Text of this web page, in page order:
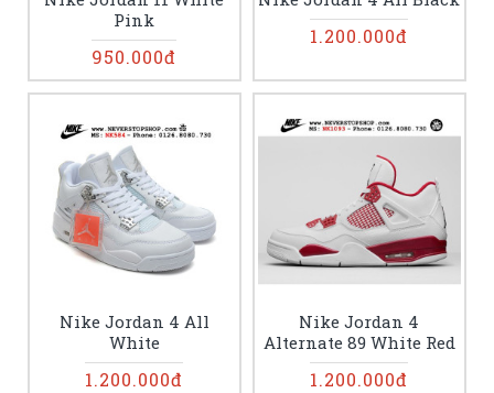
Pink
950.000đ
1.200.000đ
Nike Jordan 4 All
White
1.200.000đ
Nike Jordan 4
Alternate 89 White Red
1.200.000đ